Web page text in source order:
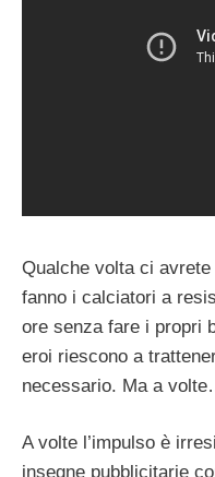
Qualche volta ci
fanno i calciatori a
ore senza fare i propri
eroi riescono a
necessario. Ma a
A volte l’impulso è
insegne pubblicitarie